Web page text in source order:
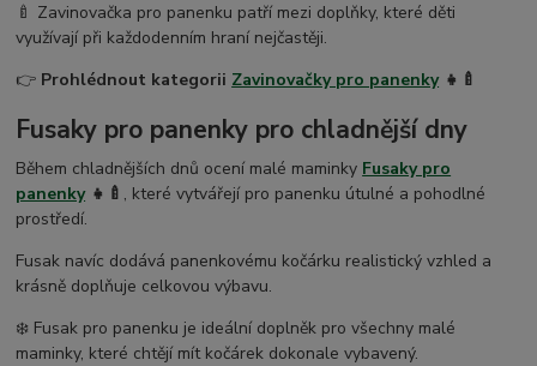
🍼 Zavinovačka pro panenku patří mezi doplňky, které děti
využívají při každodenním hraní nejčastěji.
👉 Prohlédnout kategorii Zavinovačky pro panenky👧🍼
Fusaky pro panenky pro chladnější dny
Během chladnějších dnů ocení malé maminky Fusaky pro
panenky👧🍼 , které vytvářejí pro panenku útulné a pohodlné
prostředí.
Fusak navíc dodává panenkovému kočárku realistický vzhled a
krásně doplňuje celkovou výbavu.
❄️ Fusak pro panenku je ideální doplněk pro všechny malé
maminky, které chtějí mít kočárek dokonale vybavený.